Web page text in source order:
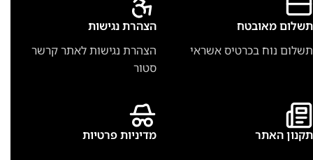
תשלום מאובטח
תשלום נוח בכרטיס אשראי
הצהרת נגישות
הצהרת נגישות לאתר קרשר
סטור
תקנון האתר מדיניות פרטיות